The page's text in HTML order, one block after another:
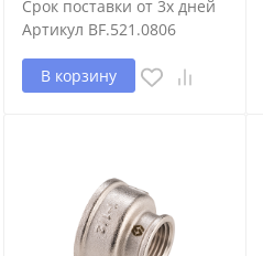
Срок поставки от 3х дней
Артикул BF.521.0806
В корзину